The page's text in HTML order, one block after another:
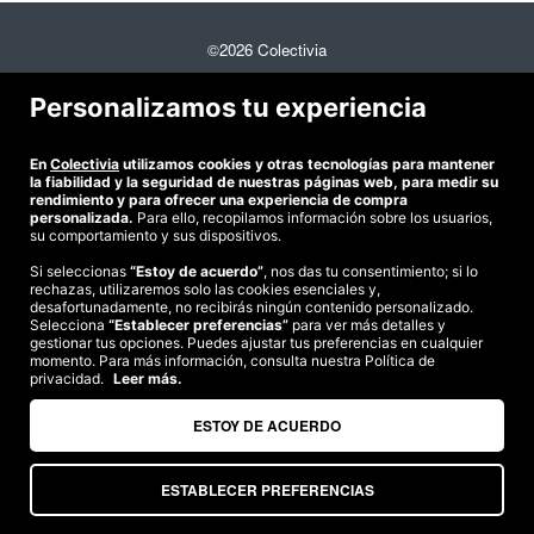
©2026 Colectivia
Estudio turismo de verano 2020
Te garantizamos el pago en todas tus compras
Somos agencia de viajes. CIE: 2313
Personalizamos tu experiencia
En Colectivia utilizamos cookies y otras tecnologías para mantener
la fiabilidad y la seguridad de nuestras páginas web, para medir su
rendimiento y para ofrecer una experiencia de compra
personalizada. Para ello, recopilamos información sobre los usuarios,
su comportamiento y sus dispositivos.
Si seleccionas “Estoy de acuerdo”, nos das tu consentimiento; si lo
rechazas, utilizaremos solo las cookies esenciales y,
desafortunadamente, no recibirás ningún contenido personalizado.
Selecciona “Establecer preferencias” para ver más detalles y
gestionar tus opciones. Puedes ajustar tus preferencias en cualquier
momento. Para más información, consulta nuestra Política de
privacidad. Leer más.
ESTABLECER PREFERENCIAS
ESTOY DE ACUERDO